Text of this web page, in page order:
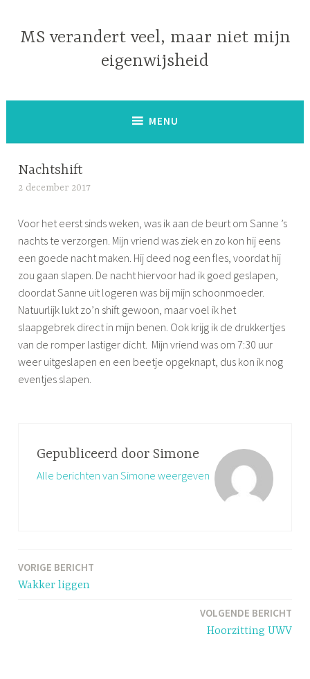
inhoud
MS verandert veel, maar niet mijn
eigenwijsheid
MENU
Nachtshift
2 december 2017
m
o
n
e
Voor het eerst sinds weken, was ik aan de beurt om Sanne ’s
nachts te verzorgen. Mijn vriend was ziek en zo kon hij eens
een goede nacht maken. Hij deed nog een fles, voordat hij
zou gaan slapen. De nacht hiervoor had ik goed geslapen,
doordat Sanne uit logeren was bij mijn schoonmoeder.
Natuurlijk lukt zo’n shift gewoon, maar voel ik het
slaapgebrek direct in mijn benen. Ook krijg ik de drukkertjes
van de romper lastiger dicht. Mijn vriend was om 7:30 uur
weer uitgeslapen en een beetje opgeknapt, dus kon ik nog
eventjes slapen.
Gepubliceerd door Simone
Alle berichten van Simone weergeven
Bericht
navigatie
VORIGE BERICHT
Wakker liggen
VOLGENDE BERICHT
Hoorzitting UWV